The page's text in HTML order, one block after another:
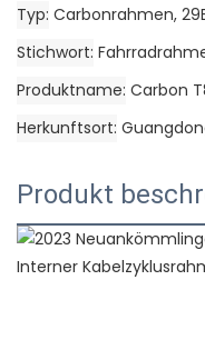
Typ Carbonrahmen,
Stichwort
Produktname Carbon
Herkunftsort
Produkt